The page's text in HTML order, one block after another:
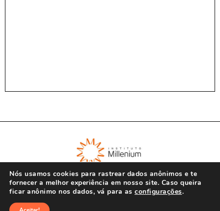
Nós usamos cookies para rastrear dados anônimos e te
fornecer a melhor experiência em nosso site. Caso queira
ficar anônimo nos dados, vá para as configurações.